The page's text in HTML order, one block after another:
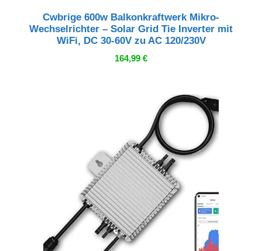
Cwbrige 600w Balkonkraftwerk Mikro-
Wechselrichter – Solar Grid Tie Inverter mit
WiFi, DC 30-60V zu AC 120/230V
164,99 €